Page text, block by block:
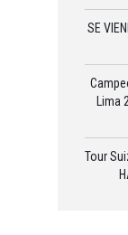
SE
Lima
Tour